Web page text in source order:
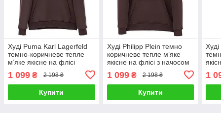
Худі Puma Karl Lagerfeld
темно-коричневе тепле
м’яке якісне на флісі
1 099 ₴ 2 198 ₴
Купити
Худі Philipp Plein темно
коричневе тепле м’яке
якісне на флісі з начосом
1 099₴ 2 198 ₴
Купити
1